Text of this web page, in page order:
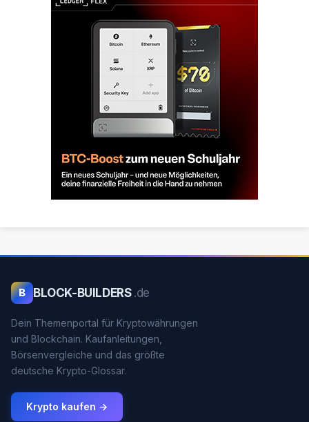
B BLOCK-BUILDERS .de
Dein Themenportal für Kryptowährungen
und Blockchain. Kaufanleitungen,
Börsenvergleiche und das größte
deutsche Krypto-Glossar.
Krypto kaufen →